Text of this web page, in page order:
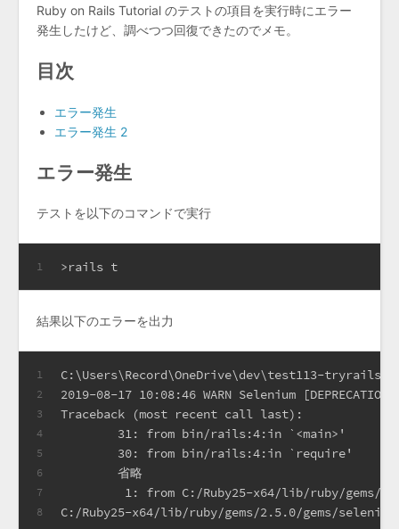
Ruby on Rails Tutorial のテストの項目を実行時にエラー
発生したけど、調べつつ回復できたのでメモ。
目次
エラー発生
エラー発生 2
エラー発生
テストを以下のコマンドで実行
1 >rails t
結果以下のエラーを出力
1
2
3
4
5
6
7
8
C:\Users\Record\OneDrive\dev\test113-
2019-08-17 10:08:46 WARN Selenium
Traceback (most recent call last):
        31: from bin/rails:4:in `<main>'
        30: from bin/rails:4:in `require'
        省略
1: from C:/Ruby25-x64/lib/ruby/gems/
C:/Ruby25-x64/lib/ruby/gems/2.5.0/gems/